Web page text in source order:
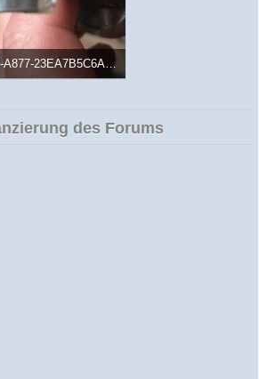
23EA7B5C6ACB.jpeg
mal angesehen
des Forums